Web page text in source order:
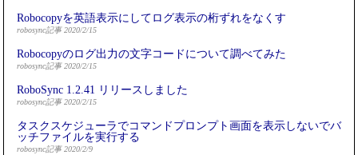
Robocopyを英語表示にしてログ表示の桁ずれをなくす
robosync記事 2020/2/15
Robocopyのログ出力の文字コードについて調べてみた
robosync記事 2020/2/15
RoboSync 1.2.41 リリースしました
robosync記事 2020/2/15
タスクスケジューラでコマンドプロンプト画面を表示しないでバ
ッチファイルを実行する
robosync記事 2020/2/9